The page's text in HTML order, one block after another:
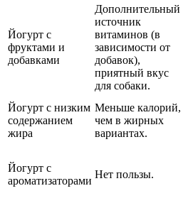
Йогурт с
фруктами и
добавками
Дополнительный
источник
витаминов (в
зависимости от
добавок),
приятный вкус
для собаки.
Йогурт с низким
содержанием
жира
Меньше калорий,
чем в жирных
вариантах.
Йогурт с
ароматизаторами
Нет пользы.